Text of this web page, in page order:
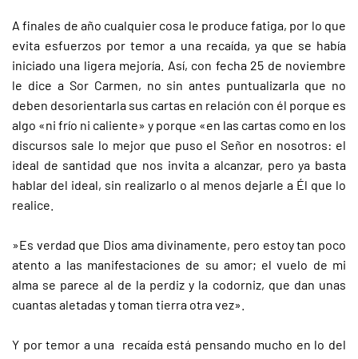
A finales de año cualquier cosa le produce fatiga, por lo que
evita esfuerzos por temor a una recaída, ya que se había
iniciado una ligera mejoría. Así, con fecha 25 de noviembre
le dice a Sor Carmen, no sin antes puntualizarla que no
deben desorientarla sus cartas en relación con él porque es
algo «ni frío ni caliente» y porque «en las cartas como en los
discursos sale lo mejor que puso el Señor en nosotros: el
ideal de santidad que nos invita a alcanzar, pero ya basta
hablar del ideal, sin realizarlo o al menos dejarle a Él que lo
realice.
»Es verdad que Dios ama divinamente, pero estoy tan poco
atento a las manifestaciones de su amor; el vuelo de mi
alma se parece al de la perdiz y la codorniz, que dan unas
cuantas aletadas y toman tierra otra vez».
Y por temor a una recaída está pensando mucho en lo del